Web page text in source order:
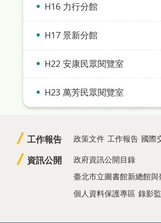
H16 力行分館
H17 景新分館
H22 安康民眾閱覽室
H23 萬芳民眾閱覽室
工作報告 政策文件 工作報告 國際
資訊公開
政府資訊公開目錄
臺北市立圖書館新總館
個人資料保護專區 錄影